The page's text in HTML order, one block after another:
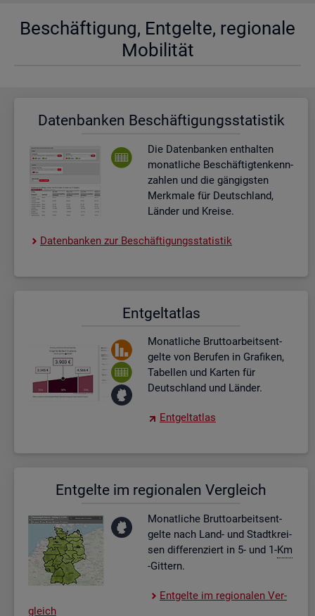
Be­schäf­ti­gung, Ent­gel­te, re­gio­na­le
Mo­bi­li­tät
Da­ten­ban­ken Be­schäf­ti­gungs­sta­tis­tik
Die Da­ten­ban­ken ent­hal­ten
mo­nat­li­che Be­schäf­tig­ten­kenn­
zah­len und die gän­gigs­ten
Merk­ma­le für Deutsch­land,
Län­der und Krei­se.
Da­ten­ban­ken zur Be­schäf­ti­gungs­sta­tis­tik
Ent­gel­t­at­las
Mo­nat­li­che Brut­to­ar­beits­ent­
gel­te von Be­ru­fen in Gra­fi­ken,
Ta­bel­len und Kar­ten für
Deutsch­land und Län­der.
Ent­gel­t­at­las
Ent­gel­te im re­gio­na­len Ver­gleich
Mo­nat­li­che Brut­to­ar­beits­ent­
gel­te nach Land- und Stadt­krei­
sen dif­fe­ren­ziert in 5- und 1-Km
-Git­tern.
Ent­gel­te im re­gio­na­len Ver­
gleich